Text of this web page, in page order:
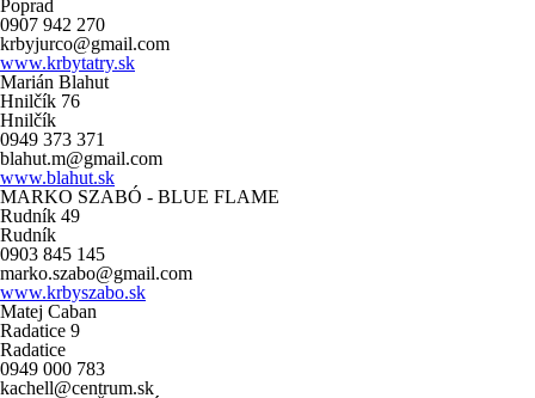
Poprad
0907 942 270
krbyjurco@gmail.com
www.krbytatry.sk
Marián Blahut
Hnilčík 76
Hnilčík
0949 373 371
blahut.m@gmail.com
www.blahut.sk
MARKO SZABÓ - BLUE FLAME
Rudník 49
Rudník
0903 845 145
marko.szabo@gmail.com
www.krbyszabo.sk
Matej Caban
Radatice 9
Radatice
0949 000 783
kachell@centrum.sk